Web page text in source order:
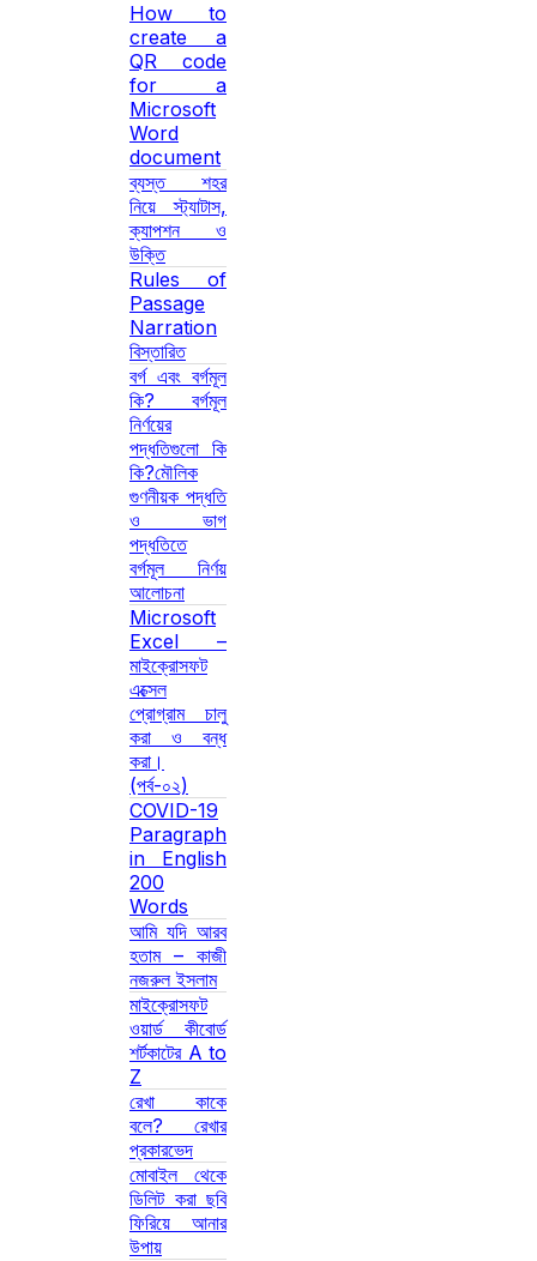
How to
create a
QR code
for a
Microsoft
Word
document
ব্যস্ত শহর
নিয়ে স্ট্যাটাস,
ক্যাপশন ও
উক্তি
Rules of
Passage
Narration
বিস্তারিত
বর্গ এবং বর্গমূল
কি? বর্গমূল
নির্ণয়ের
পদ্ধতিগুলো কি
কি?মৌলিক
গুণনীয়ক পদ্ধতি
ও ভাগ
পদ্ধতিতে
বর্গমূল নির্ণয়
আলোচনা
Microsoft
Excel –
মাইক্রোসফট
এক্সেল
প্রোগ্রাম চালু
করা ও বন্ধ
করা।
(পর্ব-০২)
COVID-19
Paragraph
in English
200
Words
আমি যদি আরব
হতাম – কাজী
নজরুল ইসলাম
মাইক্রোসফট
ওয়ার্ড কীবোর্ড
শর্টকাটের A to
Z
রেখা কাকে
বলে? রেখার
প্রকারভেদ
মোবাইল থেকে
ডিলিট করা ছবি
ফিরিয়ে আনার
উপায়